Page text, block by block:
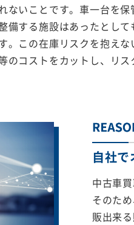
ないことです。車一台を
備する施設はあったとし
。この在庫リスクを抱え
のコストをカットし、リ
自社
中古車
そのた
販出来